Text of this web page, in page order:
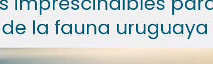
la fauna uruguaya